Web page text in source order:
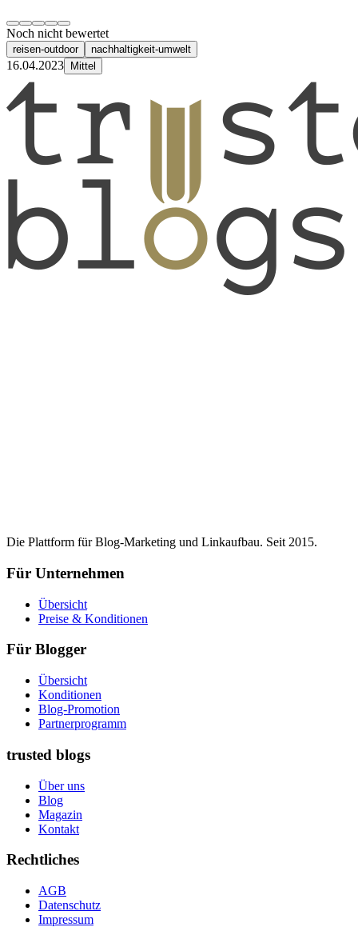
Noch nicht bewertet
reisen-outdoor nachhaltigkeit-umwelt
16.04.2023 Mittel
Die Plattform für Blog-Marketing und Linkaufbau. Seit 2015.
Für Unternehmen
Übersicht
Preise & Konditionen
Für Blogger
Übersicht
Konditionen
Blog-Promotion
Partnerprogramm
trusted blogs
Über uns
Blog
Magazin
Kontakt
Rechtliches
AGB
Datenschutz
Impressum